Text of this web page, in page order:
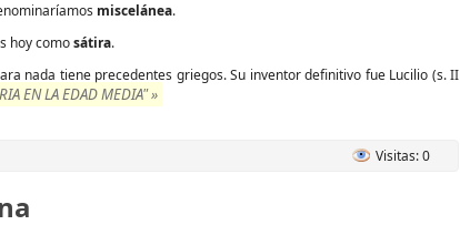
miscelánea.
comosátira.
tiene precedentes griegos. Su inventor definitivo fue Lucilio (s. II
EN LA EDAD MEDIA" »
Visitas: 0